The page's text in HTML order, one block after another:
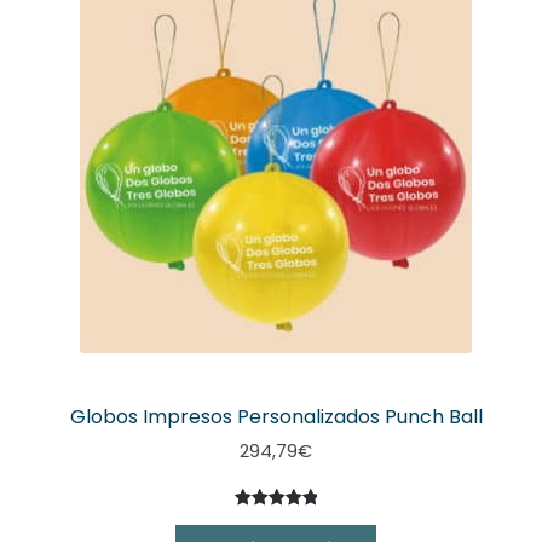
Globos Impresos Personalizados Punch Ball
294,79€